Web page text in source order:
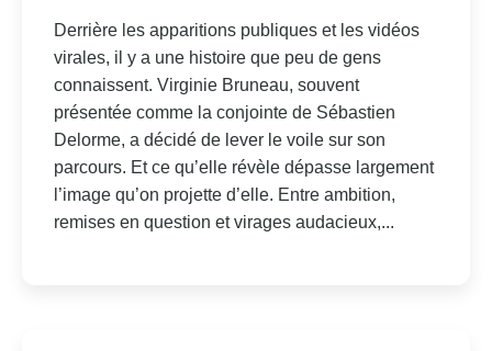
Derrière les apparitions publiques et les vidéos
virales, il y a une histoire que peu de gens
connaissent. Virginie Bruneau, souvent
présentée comme la conjointe de Sébastien
Delorme, a décidé de lever le voile sur son
parcours. Et ce qu’elle révèle dépasse largement
l’image qu’on projette d’elle. Entre ambition,
remises en question et virages audacieux,...